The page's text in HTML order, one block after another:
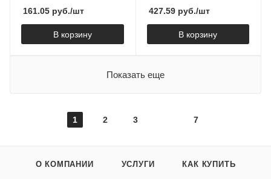
161.05 руб./шт
В корзину
427.59руб./шт
В корзину
Показать еще
1 2 3 7
О КОМПАНИИ УСЛУГИ КАК КУПИТЬ